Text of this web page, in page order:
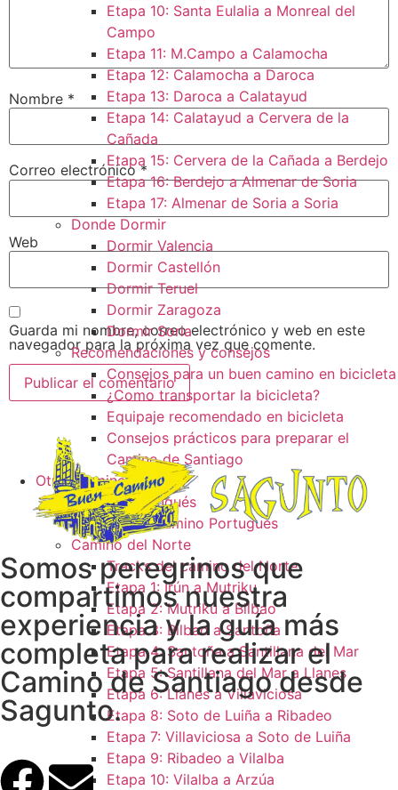
Etapa 10: Santa Eulalia a Monreal del
Campo​
Etapa 11: M.Campo a Calamocha​
Etapa 12: Calamocha a Daroca ​
Etapa 13: Daroca a Calatayud
Etapa 14: Calatayud a Cervera de la
Cañada​
Etapa 15: Cervera de la Cañada a Berdejo
Etapa 16: Berdejo a Almenar de Soria
Etapa 17: Almenar de Soria a Soria ​
Donde Dormir
Dormir Valencia
Dormir Castellón
Dormir Teruel
Dormir Zaragoza
Dormir Soria
Recomendaciones y consejos
Consejos para un buen camino en bicicleta
¿Como transportar la bicicleta?
Equipaje recomendado en bicicleta
Consejos prácticos para preparar el
Camino de Santiago
Otros caminos
Camino Portugués
Tracks camino Portugués
Camino del Norte
Tracks del camino del Norte
Etapa 1: Irún a Mutriku
Etapa 2: Mutriku a Bilbao
Etapa 3: Bilbao a Santoña
Etapa 4: Santoña a Santillana del Mar
Etapa 5: Santillana del Mar a Llanes
Etapa 6: Llanes a Villaviciosa
Etapa 8: Soto de Luiña a Ribadeo
Etapa 7: Villaviciosa a Soto de Luiña
Etapa 9: Ribadeo a Vilalba
Etapa 10: Vilalba a Arzúa
Nombre *
Correo electrónico*
Web
Guarda mi nombre, correo electrónico y web en este
navegador para la próxima vez que comente.
Somos peregrinos que
compartimos nuestra
experiencia y la guía más
completa para realizar el
Camino de Santiago desde
Sagunto.